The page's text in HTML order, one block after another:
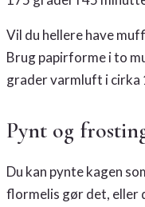
Vil du hellere have
Brug papirforme i to
grader varmluft i cirka
Pynt og
Du kan pynte kagen
flormelis gør det, eller